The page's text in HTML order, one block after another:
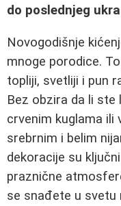
do poslednjeg
Novogodišnje
mnoge porodice.
topliji, svetliji i pun
Bez obzira da li ste
crvenim kuglama ili
srebrnim i belim
dekoracije su
praznične
se snađete u svetu